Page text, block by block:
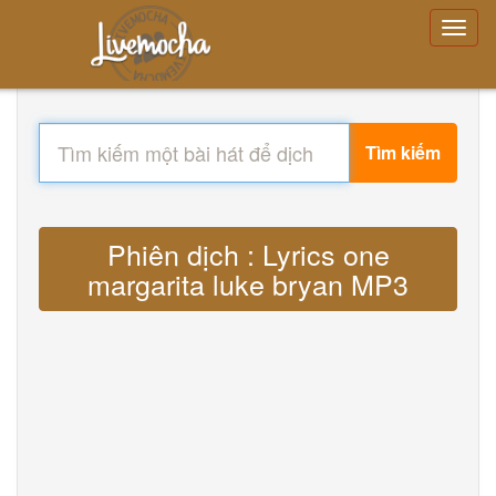
Tìm kiếm
Phiên dịch : Lyrics one
margarita luke bryan MP3